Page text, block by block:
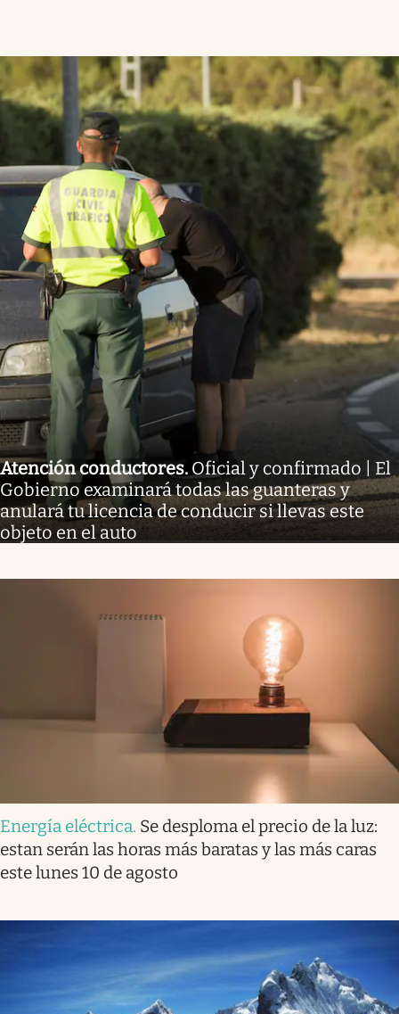
Atención conductores. Oficial y confirmado | El
Gobierno examinará todas las guanteras y
anulará tu licencia de conducir si llevas este
objeto en el auto
Energía eléctrica. Se desploma el precio de la luz:
estan serán las horas más baratas y las más caras
este lunes 10 de agosto